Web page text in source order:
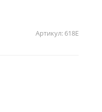
Артикул: 618E